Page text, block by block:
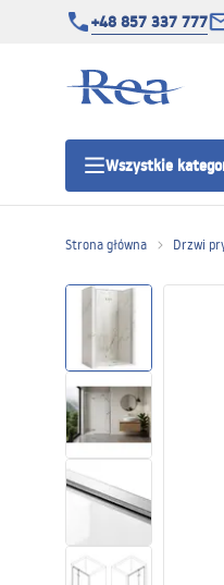
+48 857 337 777
Wszystkie
Kategorie
Kabiny
Brodziki
Toalety, ubikacje
Strona główna Drzwi